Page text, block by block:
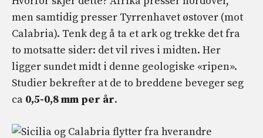
men samtidig presser Tyrrenhavet østover (mot
Calabria). Tenk deg å ta et ark og trekke det fra
to motsatte sider: det vil rives i midten. Her
ligger sundet midt i denne geologiske «ripen».
Studier bekrefter at de to breddene beveger seg
ca 0,5-0,8 mm per år.